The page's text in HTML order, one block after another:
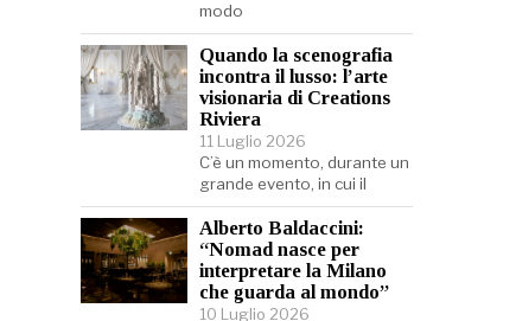
modo
Quando la scenografia
incontra il lusso: l’arte
visionaria di Creations
Riviera
11 Luglio 2026
C’è un momento, durante un
grande evento, in cui il
Alberto Baldaccini:
“Nomad nasce per
interpretare la Milano
che guarda al mondo”
10 Luglio 2026